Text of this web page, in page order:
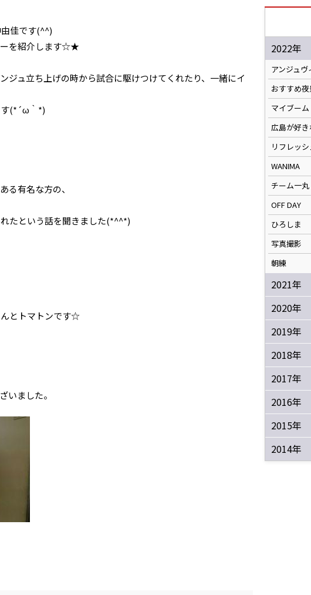
佳です(^^)
ーを紹介します☆★
ジュ立ち上げの時から試合に駆けつけてくれたり、一緒にイ
す(*´ω｀*)
る有名な方の、
たという話を聞きました(*^^*)
とトマトンです☆
いました。
2022年
アンジュ
おすすめ
マイブーム
広島が好き
リフレッシ
WANIMA
チーム一丸
OFF DAY
ひろしま
写真撮影
朝練
2021年
2020年
2019年
2018年
2017年
2016年
2015年
2014年